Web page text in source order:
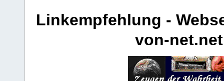
Linkempfehlung -
von-net.net